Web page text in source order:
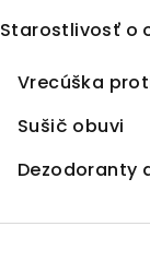
Starostlivosť o
Vrecúška
Sušič obuvi
Dezodoranty